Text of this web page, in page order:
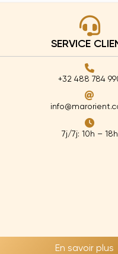
SERVICE
+32 488 784
7j/7j: 10h – 18h
En savoir plus